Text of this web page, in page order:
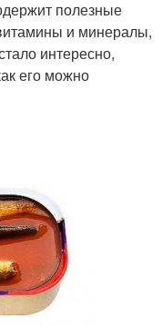
полезные
и минералы,
интересно,
его можно